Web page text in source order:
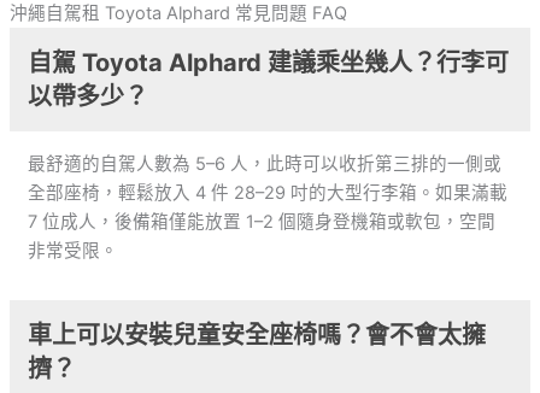
沖繩自駕租 Toyota Alphard 常見問題 FAQ
自駕 Toyota Alphard 建議乘坐幾人？行李可
以帶多少？
最舒適的自駕人數為 5–6 人，此時可以收折第三排的一側或
全部座椅，輕鬆放入 4 件 28–29 吋的大型行李箱。如果滿載
7 位成人，後備箱僅能放置 1–2 個隨身登機箱或軟包，空間
非常受限。
車上可以安裝兒童安全座椅嗎？會不會太擁
擠？